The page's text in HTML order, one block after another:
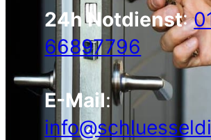
24h Notdienst:
66897796
E-Mail: